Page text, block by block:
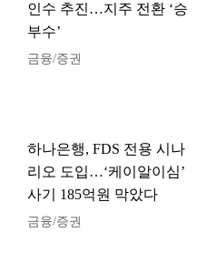
인수 추진…지주 전환 ‘승
부수’
금융/증권
하나은행, FDS 전용 시나
리오 도입…‘케이알이심’
사기 185억원 막았다
금융/증권